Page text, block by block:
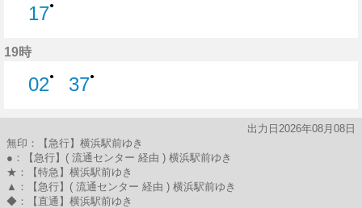
17●
19時
02●
37●
出力日2026年08月08日
無印：【急行】横浜駅前ゆき
●：【急行】( 流通センター 経由 ) 横浜駅前ゆき
★：【特急】横浜駅前ゆき
▲：【急行】( 流通センター 経由 ) 横浜駅前ゆき
◆：【直通】横浜駅前ゆき